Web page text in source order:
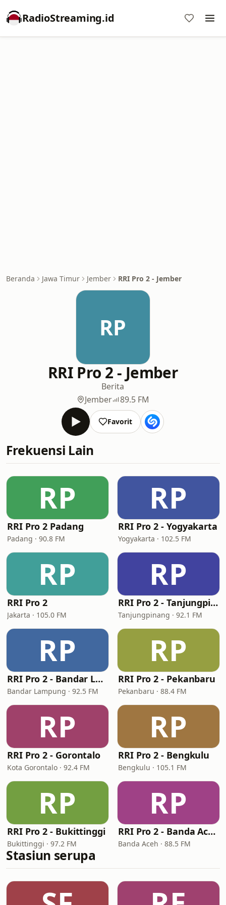
RadioStreaming.id
Beranda Jawa Timur Jember RRI Pro 2 - Jember
RP
RRI Pro 2 - Jember
Berita
Jember
89.5 FM
Favorit
Frekuensi Lain
RP
RRI Pro 2 Padang
Padang · 90.8 FM
RP
RRI Pro 2 - Yogyakarta
Yogyakarta · 102.5 FM
RP
RRI Pro 2
Jakarta · 105.0 FM
RP
RRI Pro 2 - Tanjungpinang
Tanjungpinang · 92.1 FM
RP
RRI Pro 2 - Bandar Lampung
Bandar Lampung · 92.5 FM
RP
RRI Pro 2 - Pekanbaru
Pekanbaru · 88.4 FM
RP
RRI Pro 2 - Gorontalo
Kota Gorontalo · 92.4 FM
RP
RRI Pro 2 - Bengkulu
Bengkulu · 105.1 FM
RP
RRI Pro 2 - Bukittinggi
Bukittinggi · 97.2 FM
RP
RRI Pro 2 - Banda Aceh
Banda Aceh · 88.5 FM
Stasiun serupa